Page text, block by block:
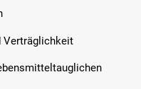
Verträglichkeit